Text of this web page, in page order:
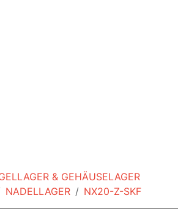
& GEHÄUSELAGER
NADELLAGER NX20-Z-SKF